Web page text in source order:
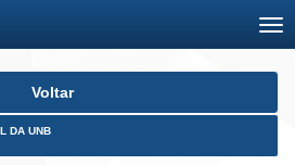
Voltar
DA UNB